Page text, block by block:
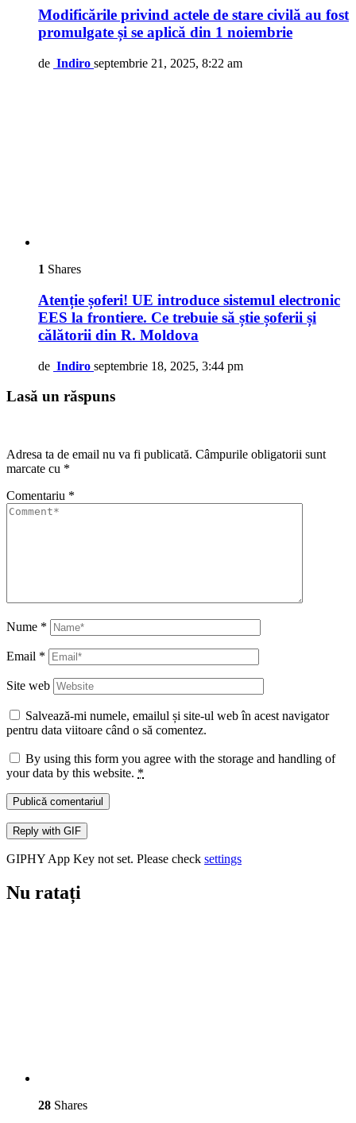
Modificările privind actele de stare civilă au fost
promulgate și se aplică din 1 noiembrie
de Indiro septembrie 21, 2025, 8:22 am
1 Shares
Atenție șoferi! UE introduce sistemul electronic
EES la frontiere. Ce trebuie să știe șoferii și
călătorii din R. Moldova
de Indiro septembrie 18, 2025, 3:44 pm
Lasă un răspuns
Adresa ta de email nu va fi publicată. Câmpurile obligatorii sunt
marcate cu *
Comentariu *
Nume *
Email *
Site web
Salvează-mi numele, emailul și site-ul web în acest navigator
pentru data viitoare când o să comentez.
By using this form you agree with the storage and handling of
your data by this website. *
Publică comentariul
Reply with GIF
GIPHY App Key not set. Please check settings
Nu ratați
28 Shares